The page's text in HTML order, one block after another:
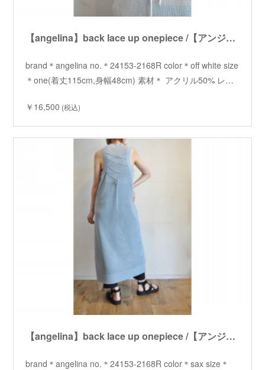
【angelina】back lace up onepiece /【アンジェリーナ】バックレースアップワンピース
brand＊angelina no.＊24153-2168R color＊off white size
＊one(着丈115cm,身幅48cm) 素材＊ アクリル50% レ…
￥16,500 (税込)
【angelina】back lace up onepiece /【アンジェリーナ】バックレースアップワンピース
brand＊angelina no.＊24153-2168R color＊sax size＊